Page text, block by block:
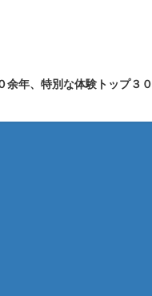
余年、特別な体験トップ３０